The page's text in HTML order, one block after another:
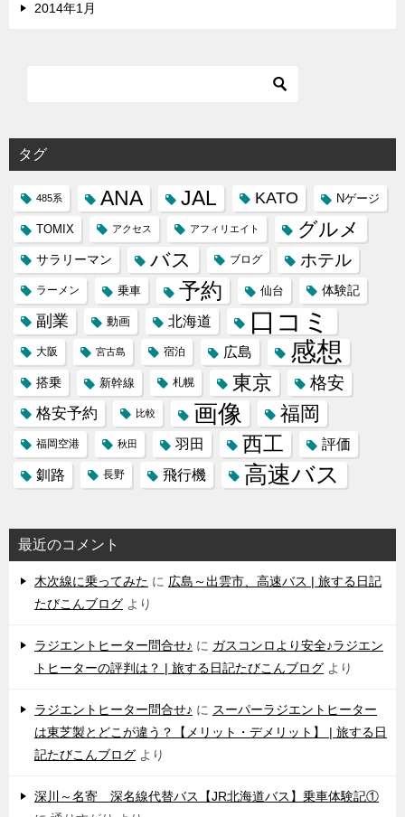
2014年1月
タグ
485系 ANA JAL KATO Nゲージ
TOMIX アクセス アフィリエイト グルメ
サラリーマン バス ブログ ホテル
ラーメン 乗車 予約 仙台 体験記
副業 動画 北海道 口コミ
大阪 宮古島 宿泊 広島 感想
搭乗 新幹線 札幌 東京 格安
格安予約 比較 画像 福岡
福岡空港 秋田 羽田 西工
評価
釧路
長野 飛行機 高速バス
最近のコメント
木次線に乗ってみた に 広島～出雲市、高速バス | 旅する日記
たびこんブログ より
ラジエントヒーター問合せ♪ に ガスコンロより安全♪ラジエン
トヒーターの評判は？ | 旅する日記たびこんブログ より
ラジエントヒーター問合せ♪ に スーパーラジエントヒーター
は東芝製とどこが違う？【メリット・デメリット】 | 旅する日
記たびこんブログ より
深川～名寄 深名線代替バス【JR北海道バス】乗車体験記①